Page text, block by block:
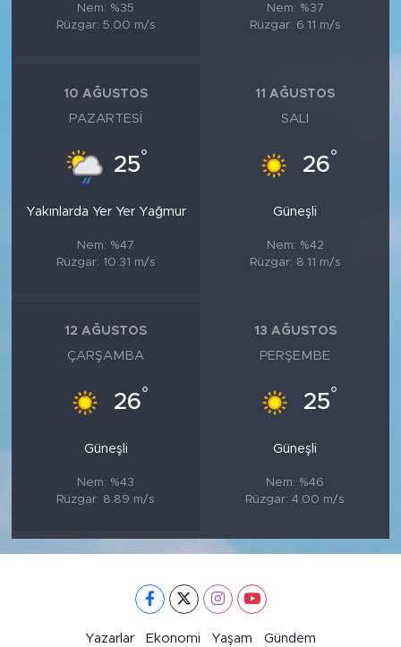
Nem: %35
Rüzgar: 5.00 m/s
Nem: %37
Rüzgar: 6.11 m/s
10 AĞUSTOS
PAZARTESI
25°
Yakınlarda Yer Yer Yağmur
Nem: %47
Rüzgar: 10.31 m/s
11 AĞUSTOS
SALI
26°
Güneşli
Nem: %42
Rüzgar: 8.11 m/s
12 AĞUSTOS
ÇARŞAMBA
26°
Güneşli
Nem: %43
Rüzgar: 8.89 m/s
13 AĞUSTOS
PERŞEMBE
25°
Güneşli
Nem: %46
Rüzgar: 4.00 m/s
Yazarlar Ekonomi Yaşam Gündem